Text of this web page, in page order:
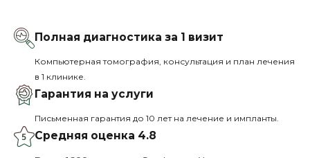
Полная диагностика за 1 визит
Компьютерная томография, консультация и план лечения
в 1 клинике.
Гарантия на услуги
Письменная гарантия до 10 лет на лечение и импланты.
Средняя оценка 4.8